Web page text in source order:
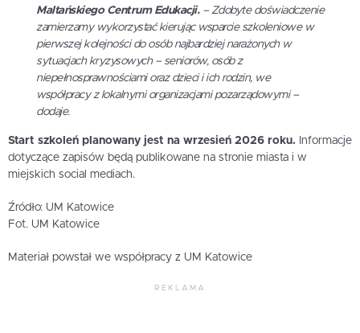
Maltańskiego Centrum Edukacji.– Zdobyte doświadczenie
zamierzamy wykorzystać kierując wsparcie szkoleniowe w
pierwszej kolejności do osób najbardziej narażonych w
sytuacjach kryzysowych – seniorów, osób z
niepełnosprawnościami oraz dzieci i ich rodzin, we
współpracy z lokalnymi organizacjami pozarządowymi –
dodaje.
Start szkoleń planowany jest na wrzesień 2026 roku. Informacje
dotyczące zapisów będą publikowane na stronie miasta i w
miejskich social mediach.
Źródło: UM Katowice
Fot. UM Katowice
Materiał powstał we współpracy z UM Katowice
REKLAMA